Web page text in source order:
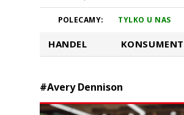
POLECAMY: TYLKO U NAS
HANDEL
#Avery Dennison